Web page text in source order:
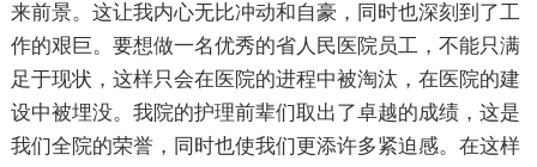
来前景。这让我内心无比冲动和自豪，同时也深刻到了工
作的艰巨。要想做一名优秀的省人民医院员工，不能只满
足于现状，这样只会在医院的进程中被淘汰，在医院的建
设中被埋没。我院的护理前辈们取出了卓越的成绩，这是
我们全院的荣誉，同时也使我们更添许多紧迫感。在这样